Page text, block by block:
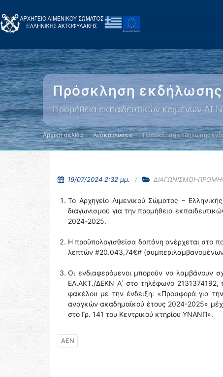
Πρόσκληση εκδήλωσης
Προμήθεια εκπαιδευτικών κειμένων
Αρχική σελίδα Ανακοινώσεις Πρόσκληση εκδήλωσης
19/07/2024 2:32 μμ. ΔΙΑΓΩΝΙΣΜΟΙ-
Το Αρχηγείο Λιμενικού Σώματος –
διαγωνισμού για την προμήθεια
2024-2025.
Η προϋπολογισθείσα δαπάνη ανέρχεται στο
λεπτών #20.043,74€#
Οι ενδιαφερόμενοι μπορούν να λαμβάνουν
ΕΛ.ΑΚΤ./ΔΕΚΝ Α΄ στο τηλέφωνο 2131374192,
φακέλου με την ένδειξη: «Προσφορά για
αναγκών ακαδημαϊκού έτους 2024-2025»
στο Γρ. 141 του Κεντρικού κτηρίου ΥΝΑΝΠ».
ΑΕΝ